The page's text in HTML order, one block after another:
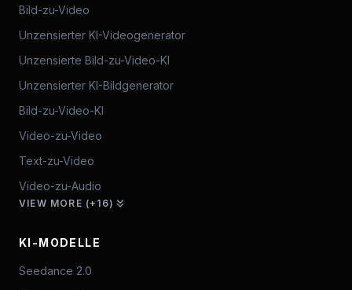
Bild-zu-Video
Unzensierter KI-Videogenerator
Unzensierte Bild-zu-Video-KI
Unzensierter KI-Bildgenerator
Bild-zu-Video-KI
Video-zu-Video
Text-zu-Video
Video-zu-Audio
VIEW MORE (+16)
KI-MODELLE
Seedance 2.0